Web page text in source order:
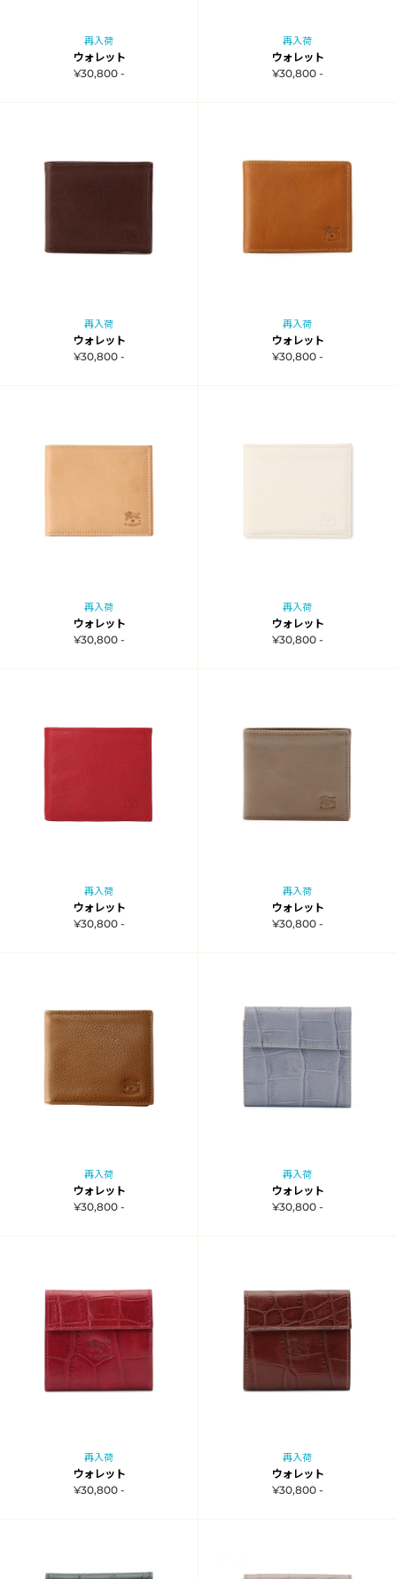
再入荷
ウォレット
¥30,800 -
再入荷
ウォレット
¥30,800 -
再入荷
ウォレット
¥30,800 -
再入荷
ウォレット
¥30,800 -
再入荷
ウォレット
¥30,800 -
再入荷
ウォレット
¥30,800 -
再入荷
ウォレット
¥30,800 -
再入荷
ウォレット
¥30,800 -
再入荷
ウォレット
¥30,800 -
再入荷
ウォレット
¥30,800 -
再入荷
ウォレット
¥30,800 -
再入荷
ウォレット
¥30,800 -